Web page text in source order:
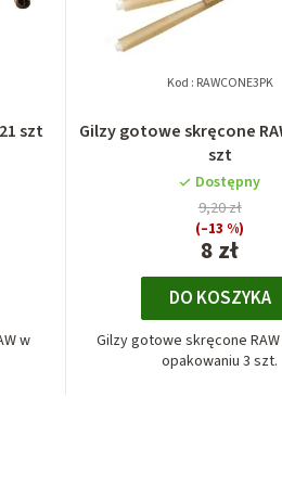
szt
w
Gilzy gotowe skręcone
szt
Dostępny
8 zł
9,20 zł
(–13 %)
DO KOSZYKA
Gilzy gotowe skręcone
opakowaniu 3 szt.
Kod : RAWCONE3PK